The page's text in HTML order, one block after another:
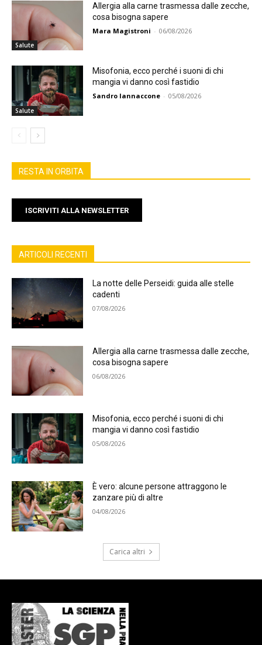
Salute
Allergia alla carne trasmessa dalle zecche,
cosa bisogna sapere
Mara Magistroni - 06/08/2026
Salute
Misofonia, ecco perché i suoni di chi
mangia vi danno così fastidio
Sandro Iannaccone - 05/08/2026
RESTA IN ORBITA
ISCRIVITI ALLA NEWSLETTER
ARTICOLI RECENTI
La notte delle Perseidi: guida alle stelle
cadenti
07/08/2026
Allergia alla carne trasmessa dalle zecche,
cosa bisogna sapere
06/08/2026
Misofonia, ecco perché i suoni di chi
mangia vi danno così fastidio
05/08/2026
È vero: alcune persone attraggono le
zanzare più di altre
04/08/2026
Carica altri